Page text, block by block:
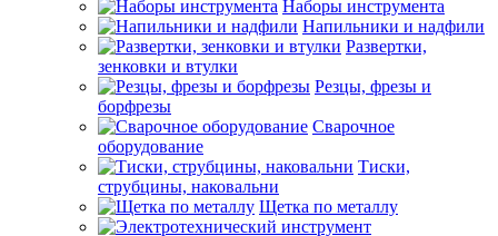
Наборы инструмента
Напильники и надфили
Развертки,
зенковки и втулки
Резцы, фрезы и
борфрезы
Сварочное
оборудование
Тиски,
струбцины, наковальни
Щетка по металлу